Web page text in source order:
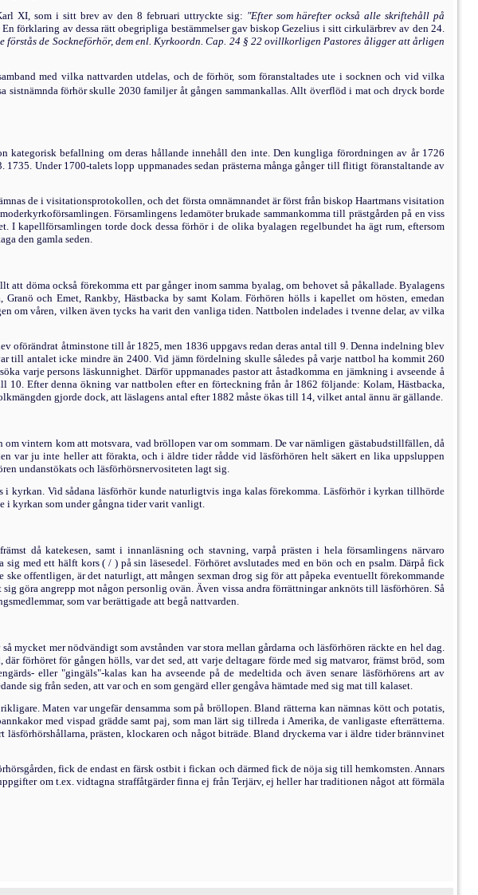
XI, som i sitt brev av den 8 februari uttryckte sig: "Efter som härefter också alle skriftehåll på
En förklaring av dessa rätt obegripliga bestämmelser gav biskop Gezelius i sitt cirkulärbrev av den 24.
de Sockneförhör, dem enl. Kyrkoordn. Cap. 24 § 22 ovill­korligen Pastores åligger att årligen
med vilka nattvarden utdelas, och de förhör, som föranstaltades ute i socknen och vid vilka
förhör skulle 2030 familjer åt gången samman­kallas. Allt överflöd i mat och dryck borde
kategorisk befallning om deras hållande innehåll den inte. Den kungliga förordningen av år 1726
Under 1700-talets lopp uppmanades sedan prästerna många gånger till flitigt föranstaltande av
de i visitationsprotokollen, och det första omnämnandet är först från biskop Haartmans visitation
Församlingens leda­möter brukade sammankomma till prästgården på en viss
I kapellförsamlingen torde dock dessa förhör i de olika byalagen regelbundet ha ägt rum, eftersom
den gamla seden.
döma också förekomma ett par gånger inom samma byalag, om behovet så påkallade. Byalagens
och Emet, Rankby, Hästbacka by samt Kolam. Förhören hölls i kapellet om hösten, emedan
om våren, vilken även tycks ha varit den vanliga tiden. Nattbolen indelades i tvenne delar, av vilka
oförändrat åtminstone till år 1825, men 1836 uppgavs redan deras antal till 9. Denna indelning blev
till antalet icke mindre än 2400. Vid jämn för­delning skulle således på varje nattbol ha kommit 260
varje persons läskunnighet. Därför uppmanades pastor att åstadkomma en jämkning i avseende å
Efter denna ökning var nattbolen efter en förteckning från år 1862 föl­jande: Kolam, Hästbacka,
gjorde dock, att läslagens antal efter 1882 måste ökas till 14, vilket antal ännu är gällande.
vintern kom att motsvara, vad bröllo­pen var om sommarn. De var nämligen gästabudstillfällen, då
var ju inte heller att förakta, och i äldre tider rådde vid läsförhören helt säkert en lika uppsluppen
undanstökats och läsförhörsnervositeten lagt sig.
kyrkan. Vid sådana läsförhör kunde naturligtvis inga kalas förekomma. Läsförhör i kyrkan tillhörde
i kyrkan som under gångna tider varit vanligt.
då katekesen, samt i innanläsning och stavning, varpå prästen i hela församlingens närvaro
med ett hälft kors ( / ) på sin läsesedel. Förhöret avsluta­des med en bön och en psalm. Därpå fick
offentligen, är det naturligt, att mången sexman drog sig för att påpeka eventuellt förekommande
göra angrepp mot någon personlig ovän. Även vissa andra förrättningar an­knöts till läsförhören. Så
som var berättigade att begå nattvarden.
mycket mer nödvändigt som avstån­den var stora mellan gårdarna och läsförhören räckte en hel dag.
förhöret för gången hölls, var det sed, att varje deltagare förde med sig matvaror, främst bröd, som
eller "gingäls"-kalas kan ha avseende på de medel­tida och även senare läsförhörens art av
sig från seden, att var och en som gengärd eller gengåva hämtade med sig mat till kalaset.
Maten var ungefär densamma som på bröllopen. Bland rätterna kan nämnas kött och potatis,
med vispad grädde samt paj, som man lärt sig tillreda i Amerika, de vanligaste efterrätterna.
prästen, klockaren och något biträde. Bland dryckerna var i äldre tider brännvinet
fick de endast en färsk ostbit i fickan och därmed fick de nöja sig till hemkomsten. Annars
om t.ex. vidtagna straffåtgärder finna ej från Terjärv, ej heller har traditionen något att förmäla